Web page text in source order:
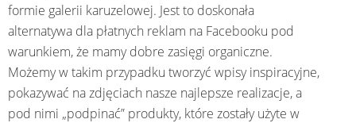
formie galerii karuzelowej. Jest to doskonała
alternatywa dla płatnych reklam na Facebooku pod
warunkiem, że mamy dobre zasięgi organiczne.
Możemy w takim przypadku tworzyć wpisy inspiracyjne,
pokazywać na zdjęciach nasze najlepsze realizacje, a
pod nimi „podpinać” produkty, które zostały użyte w